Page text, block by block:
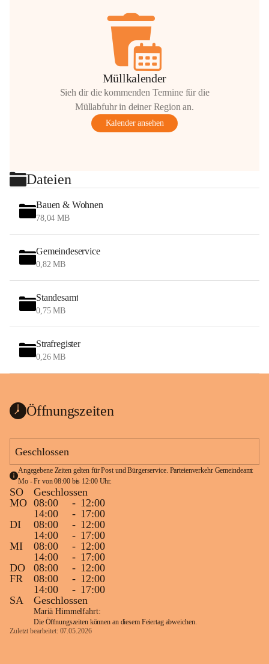
Müllkalender
Sieh dir die kommenden Termine für die
Müllabfuhr in deiner Region an.
Kalender ansehen
Dateien
Bauen & Wohnen
78,04 MB
Gemeindeservice
0,82 MB
Standesamt
0,75 MB
Strafregister
0,26 MB
Öffnungszeiten
Geschlossen
Angegebene Zeiten gelten für Post und Bürgerservice. Parteienverkehr Gemeindeamt
Mo - Fr von 08:00 bis 12:00 Uhr.
SO
Geschlossen
MO 08:00 - 12:00
14:00
- 17:00
DI
08:00 - 12:00
14:00
- 17:00
MI
08:00 - 12:00
14:00
- 17:00
DO
08:00 - 12:00
FR
08:00 - 12:00
14:00
- 17:00
SA
Geschlossen
Mariä Himmelfahrt:
Die Öffnungszeiten können an diesem Feiertag abweichen.
Zuletzt bearbeitet: 07.05.2026